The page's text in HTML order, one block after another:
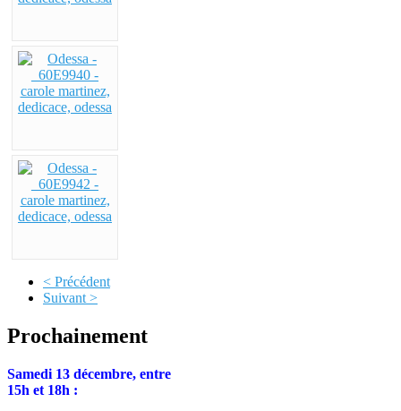
< Précédent
Suivant >
Prochainement
Samedi 13 décembre, entre
15h et 18h :